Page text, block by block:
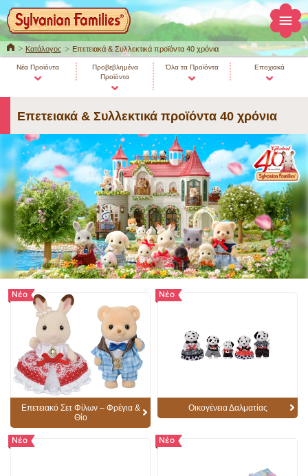
ΚΕΝΤΡΙΚΗΚατάλογος Επετειακά & Συλλεκτικά προϊόντα 40 χρόνια
Νέα Προϊόντα
Προβεβλημένα
Προϊόντα
Όλα τα Προϊόντα Εποχιακά
Επετειακά & Συλλεκτικά προϊόντα 40 χρόνια
Νέο
Επετειακό Σετ Φίλων – Φρέγια &
Θίο
Νέο
Οικογένεια Δαλματίας
Νέο Νέο